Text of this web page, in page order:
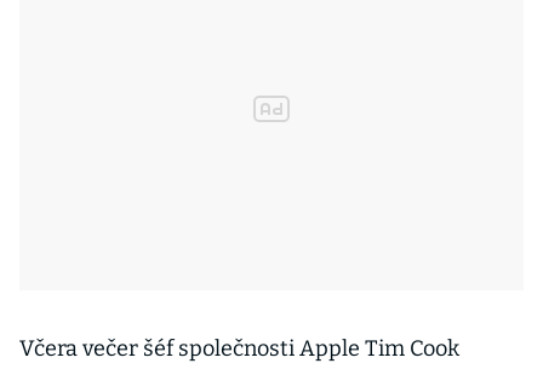
Včera večer šéf společnosti Apple Tim Cook